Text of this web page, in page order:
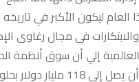
ليكون الأكبر في
فى مجال رغاوى